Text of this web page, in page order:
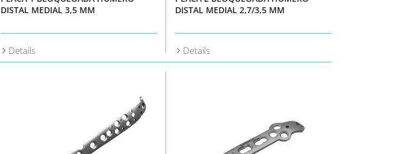
DISTAL MEDIAL 3,5 MM
Details
DISTAL MEDIAL 2,7/3,5 MM
Details